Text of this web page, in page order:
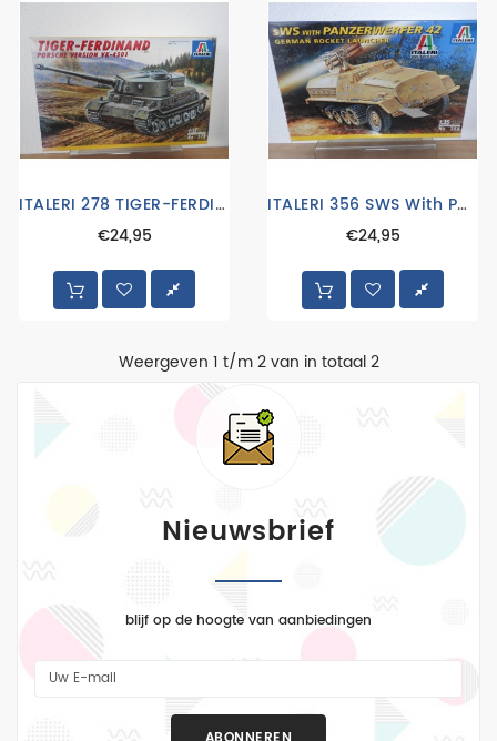
RC
Voertuigen
trucks
1:24
vliegtuigen
pigmenten
luchtmacht
Categories
ITALERI 278 TIGER-FERDINAND TANK
€24,95
ITALERI 356 SWS With PANZERWERFER 42 TANK
€24,95
Weergeven 1 t/m 2 van in totaal 2
Nieuwsbrief
blijf op de hoogte van aanbiedingen